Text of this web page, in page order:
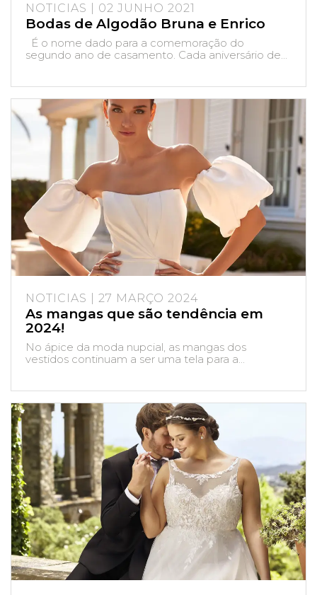
NOTICIAS | 02 JUNHO 2021
Bodas de Algodão Bruna e Enrico
É o nome dado para a comemoração do
segundo ano de casamento. Cada aniversário de...
NOTICIAS | 27 MARÇO 2024
As mangas que são tendência em
2024!
No ápice da moda nupcial, as mangas dos
vestidos continuam a ser uma tela para a...